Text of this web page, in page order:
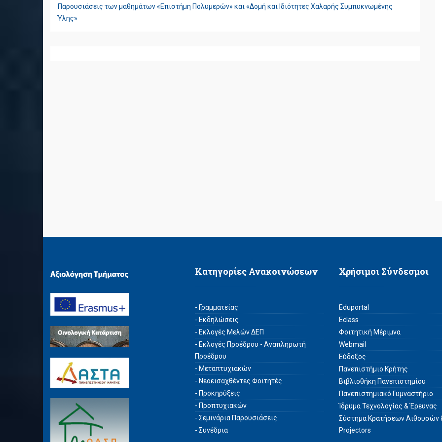
ΠΛΟΉΓΗΣΗ
ΆΡΘΡΩΝ
Παρουσιάσεις των μαθημάτων «Επιστήμη Πολυμερών» και «Δομή και Ιδιότητες Χαλαρής Συμπυκνωμένης
Ύλης»
Κατηγορίες Ανακοινώσεων
- Γραμματείας
- Εκδηλώσεις
- Εκλογές Μελών ΔΕΠ
- Εκλογές Προέδρου - Αναπληρωτή
Προέδρου
- Μεταπτυχιακών
- Νεοεισαχθέντες Φοιτητές
- Προκηρύξεις
- Προπτυχιακών
- Σεμινάρια Παρουσιάσεις
- Συνέδρια
Χρήσιμοι Σύνδεσμοι
Eduportal
Eclass
Φοιτητική Μέριμνα
Webmail
Εύδοξος
Πανεπιστήμιο Κρήτης
Βιβλιοθήκη Πανεπιστημίου
Πανεπιστημιακό Γυμναστήριο
Ίδρυμα Τεχνολογίας & Έρευνας
Σύστημα Kρατήσεων Αιθουσών
Projectors